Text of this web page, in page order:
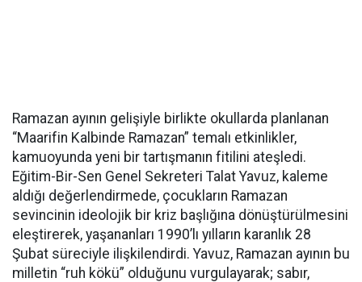
Ramazan ayının gelişiyle birlikte okullarda planlanan
“Maarifin Kalbinde Ramazan” temalı etkinlikler,
kamuoyunda yeni bir tartışmanın fitilini ateşledi.
Eğitim-Bir-Sen Genel Sekreteri Talat Yavuz, kaleme
aldığı değerlendirmede, çocukların Ramazan
sevincinin ideolojik bir kriz başlığına dönüştürülmesini
eleştirerek, yaşananları 1990’lı yılların karanlık 28
Şubat süreciyle ilişkilendirdi. Yavuz, Ramazan ayının bu
milletin “ruh kökü” olduğunu vurgulayarak; sabır,